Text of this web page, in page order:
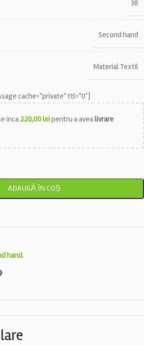
38
Second hand
Material Textil
cache="private" ttl="0"]
inca220,00leipentru a avealivrare
ADAUGĂ ÎN COȘ
hand.